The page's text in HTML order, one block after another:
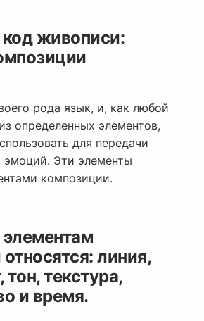
живописи:
рода язык, и, как любой
определенных элементов,
для передачи
эмоций. Эти элементы
композиции.
линия,
текстура,
и время.